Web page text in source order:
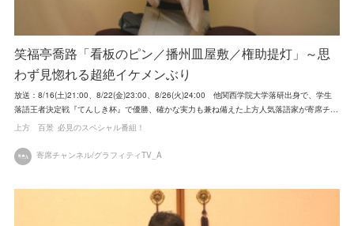
笑福亭喬路「看板のピン／播州皿屋敷／権助提灯」～思
わず見惚れる超絶イケメンぶり
放送：8/16(土)21:00、8/22(金)23:00、8/26(火)24:00 他関西学院大学落研出身で、学生
落語王者決定戦『てんしき杯』で優勝、確かな実力も兼ね備えた上方人気落語家が寄席チ…
上方 百景 必見のスペシャル番組！
寄席チャンネル/グラフィティTV_A